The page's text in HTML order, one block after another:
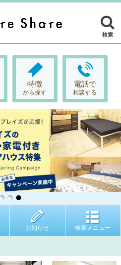
検索
特徴
から探す
電話で
相談する
お知らせ 検索メニュー